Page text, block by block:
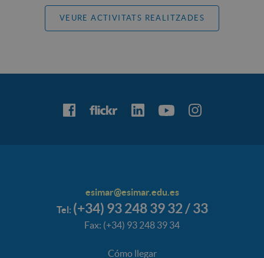
VEURE ACTIVITATS REALITZADES
esimar@esimar.edu.es
Tel: (+34) 93 248 39 32 / 33
Fax: (+34) 93 248 39 34
Cómo llegar